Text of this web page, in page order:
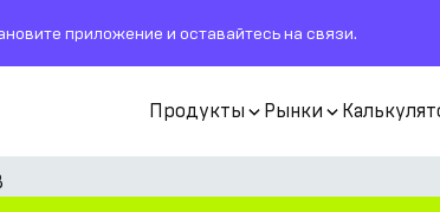
приложение и оставайтесь на связи.
Продукты Рынки